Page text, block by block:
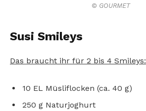
© GOURMET
Susi Smileys
Das braucht ihr für 2 bis 4 Smileys:
10 EL Müsliflocken (ca. 40 g)
250 g Naturjoghurt